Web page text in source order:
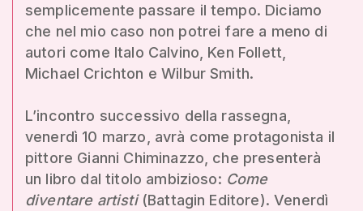
semplicemente passare il tempo. Diciamo
che nel mio caso non potrei fare a meno di
autori come Italo Calvino, Ken Follett,
Michael Crichton e Wilbur Smith.
L’incontro successivo della rassegna,
venerdì 10 marzo, avrà come protagonista il
pittore Gianni Chiminazzo, che presenterà
un libro dal titolo ambizioso: Come
diventare artisti(Battagin Editore). Venerdì